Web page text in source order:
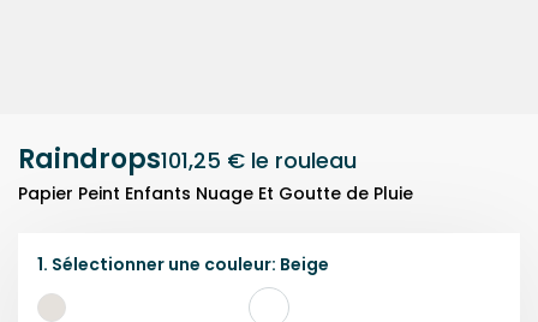
Raindrops101,25 € le rouleau
Papier Peint Enfants Nuage Et Goutte de Pluie
1. Sélectionner une couleur: Beige